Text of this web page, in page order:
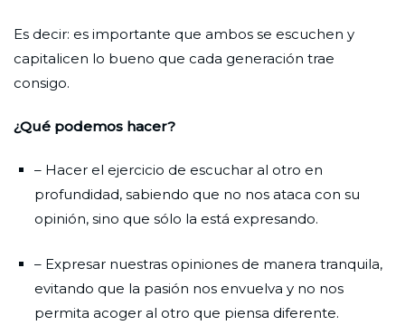
Es decir: es importante que ambos se escuchen y
capitalicen lo bueno que cada generación trae
consigo.
¿Qué podemos hacer?
– Hacer el ejercicio de escuchar al otro en
profundidad, sabiendo que no nos ataca con su
opinión, sino que sólo la está expresando.
– Expresar nuestras opiniones de manera tranquila,
evitando que la pasión nos envuelva y no nos
permita acoger al otro que piensa diferente.